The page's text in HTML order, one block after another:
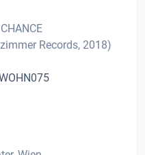
Records, 2018)